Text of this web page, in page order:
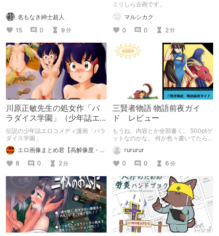
名もなき紳士超人
15
0 9 分
ミリしら企画です。
マルシカク
0
0 2分
川原正敏先生の処女作「パ
ラダイス学園」（少年誌エ
ロコメディ漫画）を語りた
い
伝説の少年誌エロコメディ漫画「パラ
ダイス学園」
エロ画像まとめ君【高解像度・実用性重視】
8
0 2分
三賢者物語 物語前夜ガイ
ド レビュー
もうね、内容とか全部書く。 500ptゲ
ットなのかな。 何か色々書いてたら
rururur
0
0 6 分